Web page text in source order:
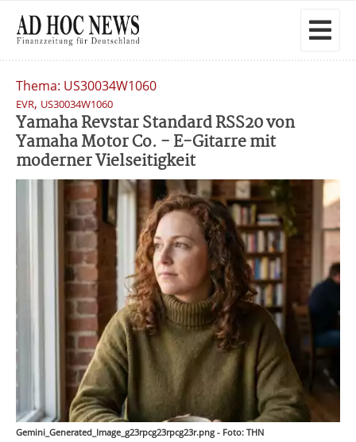
Thema: US30034W1060
EVR, US30034W1060
Yamaha Revstar Standard RSS20 von
Yamaha Motor Co. - E-Gitarre mit
moderner Vielseitigkeit
Gemini_Generated_Image_g23rpcg23rpcg23r.png - Foto: THN